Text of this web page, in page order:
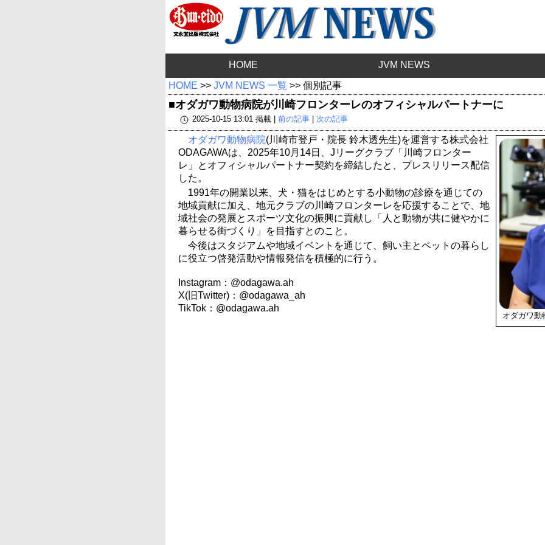
HOME JVM NEWS
HOME >> JVM NEWS 一覧 >> 個別記事
■オダガワ動物病院が川崎フロンターレのオフィシャルパートナーに
2025-10-15 13:01 掲載 | 前の記事| 次の記事
オダガワ動
オダガワ動物病院(川崎市登戸・院長 鈴木透先生)を運営する株式会社
ODAGAWAは、2025年10月14日、Jリーグクラブ「川崎フロンター
レ」とオフィシャルパートナー契約を締結したと、プレスリリース配信
した。
1991年の開業以来、犬・猫をはじめとする小動物の診療を通じての
地域貢献に加え、地元クラブの川崎フロンターレを応援することで、地
域社会の発展とスポーツ文化の振興に貢献し「人と動物が共に健やかに
暮らせる街づくり」を目指すとのこと。
今後はスタジアムや地域イベントを通じて、飼い主とペットの暮らし
に役立つ啓発活動や情報発信を積極的に行う。
Instagram：@odagawa.ah
X(旧Twitter)：@odagawa_ah
TikTok：@odagawa.ah